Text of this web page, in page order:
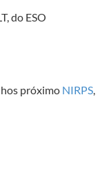
do ESO
próximo NIRPS,